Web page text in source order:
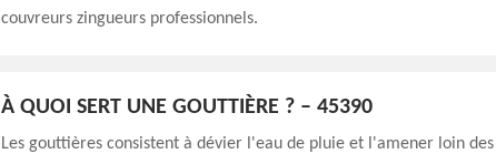
couvreurs zingueurs professionnels.
À QUOI SERT UNE GOUTTIÈRE ? – 45390
Les gouttières consistent à dévier l'eau de pluie et l'amener loin des